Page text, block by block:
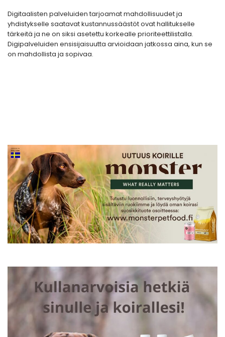
Digitaalisten palveluiden tarjoamat mahdollisuudet ja
yhdistykselle saatavat kustannussäästöt ovat hallitukselle
tärkeitä ja ne on siksi asetettu korkealle prioriteettilistalla.
Digipalveluiden ensisijaisuutta arvioidaan jatkossa aina, kun se
on mahdollista ja sopivaa.